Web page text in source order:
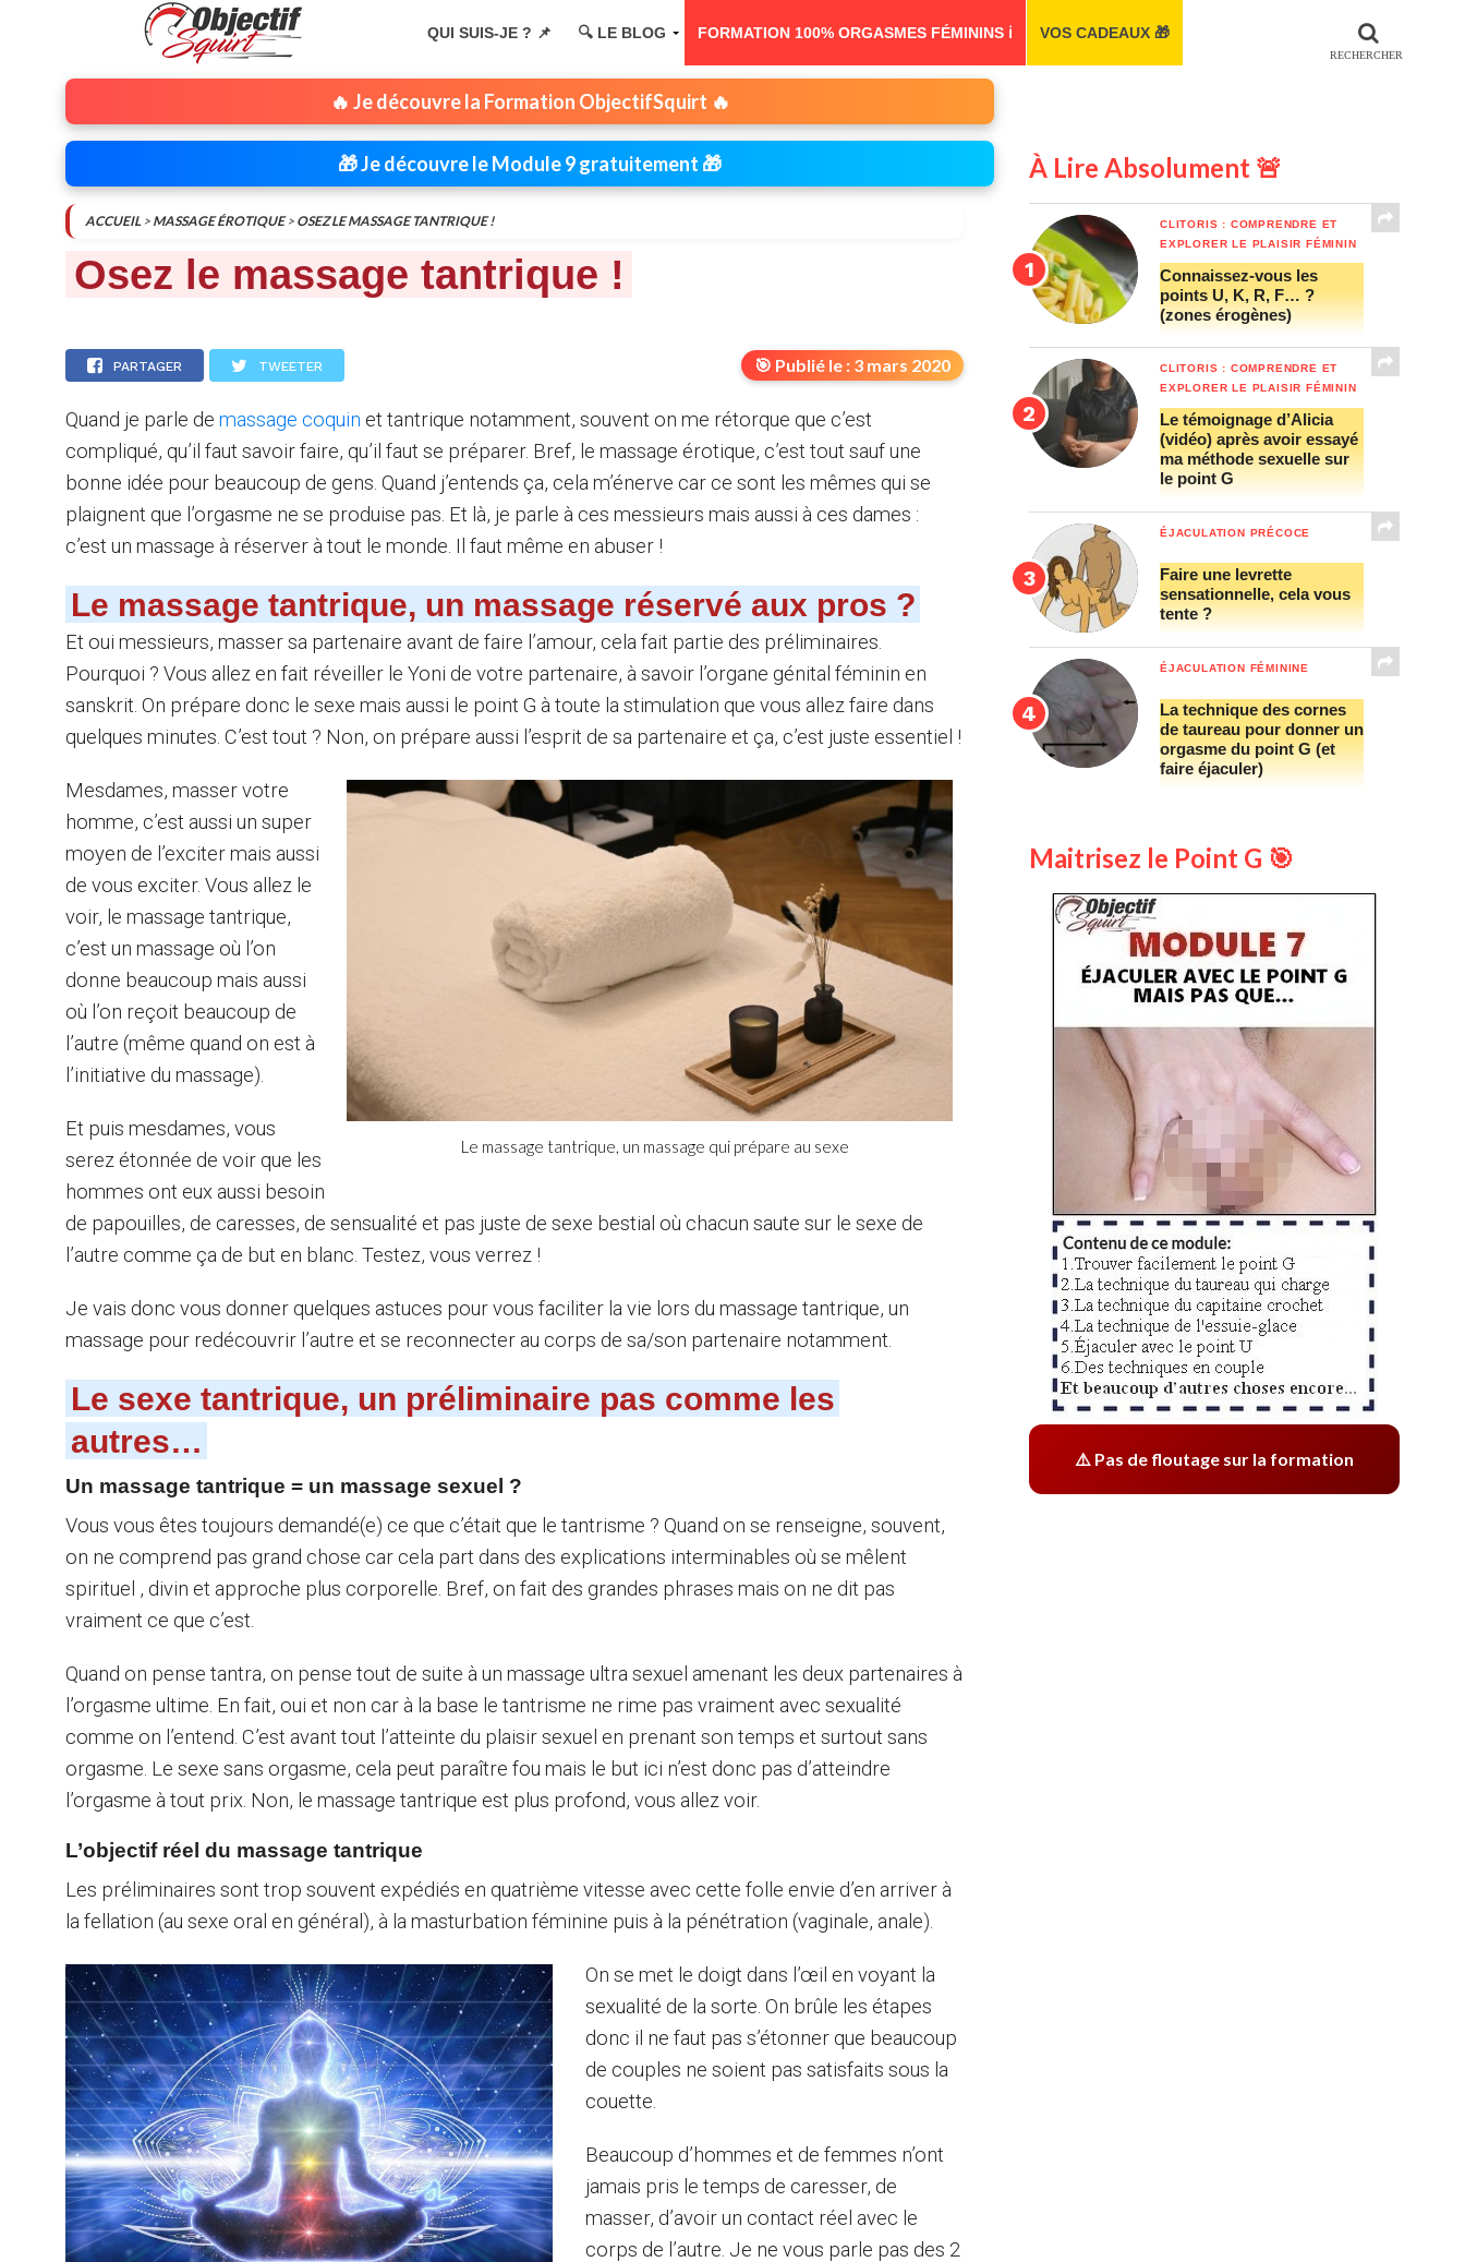
QUI SUIS-JE ? 📌 🔍 LE BLOG FORMATION 100% ORGASMES FÉMININS ℹ️ VOS CADEAUX 🎁
🔥 Je découvre la Formation ObjectifSquirt 🔥
🎁 Je découvre le Module 9 gratuitement 🎁
ACCUEIL > MASSAGE ÉROTIQUE> OSEZ LE MASSAGE TANTRIQUE !
Osez le massage tantrique !
PARTAGER TWEETER 🎯 Publié le : 3 mars 2020
Quand je parle de massage coquin et tantrique notamment, souvent on me rétorque que c’est
compliqué, qu’il faut savoir faire, qu’il faut se préparer. Bref, le massage érotique, c’est tout sauf une
bonne idée pour beaucoup de gens. Quand j’entends ça, cela m’énerve car ce sont les mêmes qui se
plaignent que l’orgasme ne se produise pas. Et là, je parle à ces messieurs mais aussi à ces dames :
c’est un massage à réserver à tout le monde. Il faut même en abuser !
Le massage tantrique, un massage réservé aux pros ?
Et oui messieurs, masser sa partenaire avant de faire l’amour, cela fait partie des préliminaires.
Pourquoi ? Vous allez en fait réveiller le Yoni de votre partenaire, à savoir l’organe génital féminin en
sanskrit. On prépare donc le sexe mais aussi le point G à toute la stimulation que vous allez faire dans
quelques minutes. C’est tout ? Non, on prépare aussi l’esprit de sa partenaire et ça, c’est juste essentiel !
Le massage tantrique, un massage qui prépare au sexe
Mesdames, masser votre
homme, c’est aussi un super
moyen de l’exciter mais aussi
de vous exciter. Vous allez le
voir, le massage tantrique,
c’est un massage où l’on
donne beaucoup mais aussi
où l’on reçoit beaucoup de
l’autre (même quand on est à
l’initiative du massage).
Et puis mesdames, vous
serez étonnée de voir que les
hommes ont eux aussi besoin
de papouilles, de caresses, de sensualité et pas juste de sexe bestial où chacun saute sur le sexe de
l’autre comme ça de but en blanc. Testez, vous verrez !
Je vais donc vous donner quelques astuces pour vous faciliter la vie lors du massage tantrique, un
massage pour redécouvrir l’autre et se reconnecter au corps de sa/son partenaire notamment.
Le sexe tantrique, un préliminaire pas comme les
autres…
Un massage tantrique = un massage sexuel ?
Vous vous êtes toujours demandé(e) ce que c’était que le tantrisme ? Quand on se renseigne, souvent,
on ne comprend pas grand chose car cela part dans des explications interminables où se mêlent
spirituel , divin et approche plus corporelle. Bref, on fait des grandes phrases mais on ne dit pas
vraiment ce que c’est.
Quand on pense tantra, on pense tout de suite à un massage ultra sexuel amenant les deux partenaires à
l’orgasme ultime. En fait, oui et non car à la base le tantrisme ne rime pas vraiment avec sexualité
comme on l’entend. C’est avant tout l’atteinte du plaisir sexuel en prenant son temps et surtout sans
orgasme. Le sexe sans orgasme, cela peut paraître fou mais le but ici n’est donc pas d’atteindre
l’orgasme à tout prix. Non, le massage tantrique est plus profond, vous allez voir.
L’objectif réel du massage tantrique
Les préliminaires sont trop souvent expédiés en quatrième vitesse avec cette folle envie d’en arriver à
la fellation (au sexe oral en général), à la masturbation féminine puis à la pénétration (vaginale, anale).
On se met le doigt dans l’œil en voyant la
sexualité de la sorte. On brûle les étapes
donc il ne faut pas s’étonner que beaucoup
de couples ne soient pas satisfaits sous la
couette.
Beaucoup d’hommes et de femmes n’ont
jamais pris le temps de caresser, de
masser, d’avoir un contact réel avec le
corps de l’autre. Je ne vous parle pas des 2
À Lire Absolument 🚨
CLITORIS : COMPRENDRE ET
EXPLORER LE PLAISIR FÉMININ
Connaissez-vous les
points U, K, R, F… ?
(zones érogènes)
CLITORIS : COMPRENDRE ET
EXPLORER LE PLAISIR FÉMININ
Le témoignage d’Alicia
(vidéo) après avoir essayé
ma méthode sexuelle sur
le point G
ÉJACULATION PRÉCOCE
Faire une levrette
sensationnelle, cela vous
tente ?
ÉJACULATION FÉMININE
La technique des cornes
de taureau pour donner un
orgasme du point G (et
faire éjaculer)
Maitrisez le Point G 🎯
⚠️ Pas de floutage sur la formation